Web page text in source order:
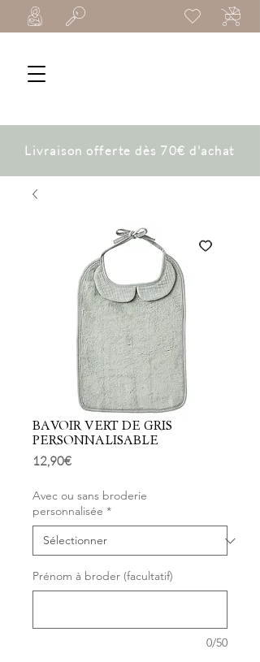
Livraison offerte dès 70€ d'achat
BAVOIR VERT DE GRIS
PERSONNALISABLE
12,90 €Prix
Avec ou sans broderie
personnalisée *
Prénom à broder (facultatif)
0/50